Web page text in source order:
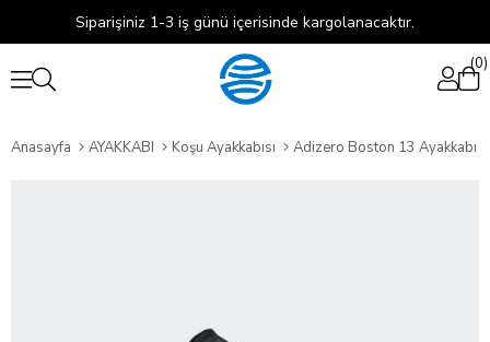
Siparişiniz 1-3 iş günü içerisinde kargolanacaktır.
0
Anasayfa AYAKKABI Koşu Ayakkabısı Adizero Boston 13 Ayakkabı